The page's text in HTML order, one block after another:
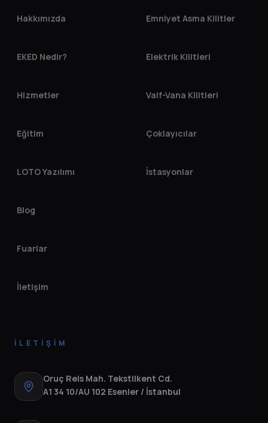
Hakkımızda
EKED Nedir?
Hizmetler
Eğitim
LOTO Yazılımı
Blog
Fuarlar
İletişim
Emniyet Asma Kilitler
Elektrik Kilitleri
Valf-Vana Kilitleri
Çoklayıcılar
İstasyonlar
İLETIŞIM
Oruç Reis Mah. Tekstilkent Cd.
A1 34 10/AU 102 Esenler / İstanbul